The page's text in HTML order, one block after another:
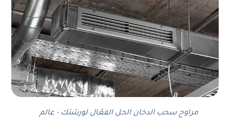
مراوح سحب الدخان الحل الفعّال لورشتك - عالم